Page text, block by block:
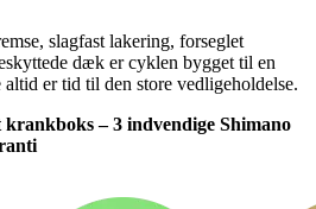
slagfast lakering, forseglet
dæk er cyklen bygget til en
er tid til den store vedligeholdelse.
– 3 indvendige Shimano